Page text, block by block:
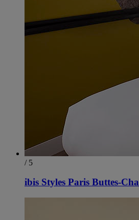
/ 5
ibis Styles Paris Buttes-